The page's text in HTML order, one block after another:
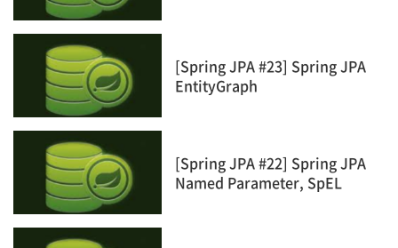
[Spring JPA #23] Spring JPA
EntityGraph
[Spring JPA #22] Spring JPA
Named Parameter, SpEL